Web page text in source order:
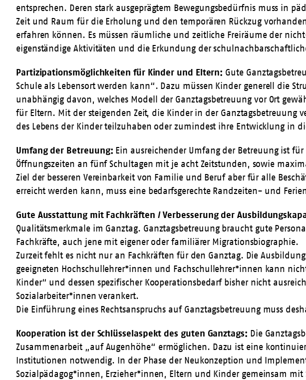
entsprechen. Deren stark ausgeprägtem Bewegungsbedürfnis muss in
Zeit und Raum für die Erholung und den temporären Rückzug
erfahren können. Es müssen räumliche und zeitliche Freiräume der
eigenständige Aktivitäten und die Erkundung der
Partizipationsmöglichkeiten für Kinder und Eltern: Gute
Schule als Lebensort werden kann“. Dazu müssen Kinder generell die
unabhängig davon, welches Modell der Ganztagsbetreuung vor Ort
für Eltern. Mit der steigenden Zeit, die Kinder in der Ganztagsbetreuung
des Lebens der Kinder teilzuhaben oder zumindest ihre Entwicklung in
Umfang der Betreuung: Ein ausreichender Umfang der Betreuung ist
Öffnungszeiten an fünf Schultagen mit je acht Zeitstunden, sowie
Ziel der besseren Vereinbarkeit von Familie und Beruf aber für alle
erreicht werden kann, muss eine bedarfsgerechte Randzeiten- und
Gute Ausstattung mit Fachkräften / Verbesserung der
Qualitätsmerkmale im Ganztag. Ganztagsbetreuung braucht gute
Fachkräfte, auch jene mit eigener oder familiärer Migrationsbiographie.
Zurzeit fehlt es nicht nur an Fachkräften für den Ganztag. Die
geeigneten Hochschullehrer*innen und Fachschullehrer*innen kann
Kinder“ und dessen spezifischer Kooperationsbedarf bisher nicht
Sozialarbeiter*innen verankert.
Die Einführung eines Rechtsanspruchs auf Ganztagsbetreuung muss
Kooperation ist der Schlüsselaspekt des guten Ganztags: Die
Zusammenarbeit „auf Augenhöhe“ ermöglichen. Dazu ist eine
Institutionen notwendig. In der Phase der Neukonzeption und
Sozialpädagog*innen, Erzieher*innen, Eltern und Kinder gemeinsam